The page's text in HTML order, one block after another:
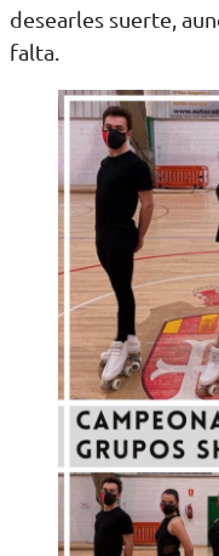
desearles suerte,
falta.